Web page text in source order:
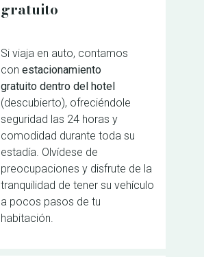
gratuito
Si viaja en auto, contamos
con estacionamiento
gratuito dentro del hotel
(descubierto), ofreciéndole
seguridad las 24 horas y
comodidad durante toda su
estadía. Olvídese de
preocupaciones y disfrute de la
tranquilidad de tener su vehículo
a pocos pasos de tu
habitación.